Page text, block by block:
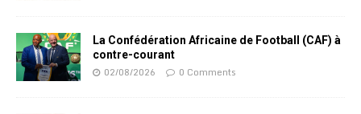
La Confédération Africaine de Football (CAF) à
contre-courant
02/08/2026 0 Comments